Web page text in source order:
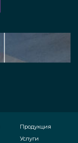
Продукция
Услуги